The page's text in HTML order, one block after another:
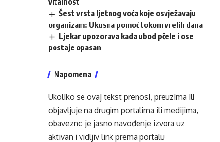
vitalnost
Šest vrsta ljetnog voća koje osvježavaju
organizam: Ukusna pomoć tokom vrelih dana
Ljekar upozorava kada ubod pčele i ose
postaje opasan
Napomena
Ukoliko se ovaj tekst prenosi, preuzima ili
objavljuje na drugim portalima ili medijima,
obavezno je jasno navođenje izvora uz
aktivan i vidljiv link prema portalu